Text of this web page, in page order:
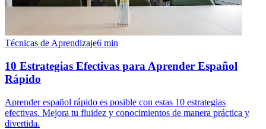
Técnicas de Aprendizaje6 min
10 Estrategias Efectivas para Aprender Español
Rápido
Aprender español rápido es posible con estas 10 estrategias
efectivas. Mejora tu fluidez y conocimientos de manera práctica y
divertida.